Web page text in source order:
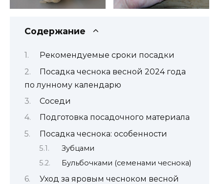
Содержание
Рекомендуемые сроки посадки
Посадка чеснока весной 2024 года
по лунному календарю
Соседи
Подготовка посадочного материала
Посадка чеснока: особенности
Зубцами
Бульбочками (семенами чеснока)
Уход за яровым чесноком весной